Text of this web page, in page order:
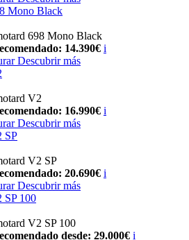
Mono Black
698 Mono Black
14.390€ i
Descubrir más
V2
16.990€ i
Descubrir más
SP
V2 SP
20.690€ i
Descubrir más
SP 100
V2 SP 100
desde: 29.000€ i